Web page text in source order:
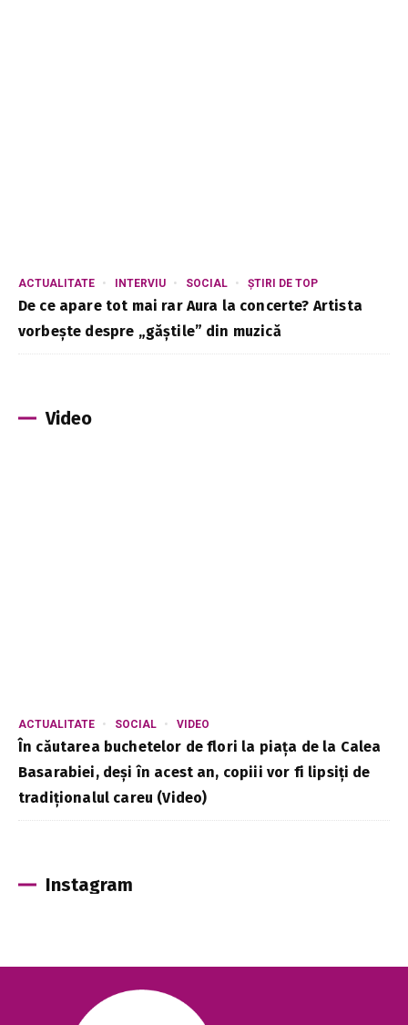
ACTUALITATE INTERVIU SOCIAL ȘTIRI DE TOP
De ce apare tot mai rar Aura la concerte? Artista
vorbește despre „găștile” din muzică
Video
ACTUALITATE SOCIAL VIDEO
În căutarea buchetelor de flori la piața de la Calea
Basarabiei, deși în acest an, copiii vor fi lipsiți de
tradiționalul careu (Video)
Instagram